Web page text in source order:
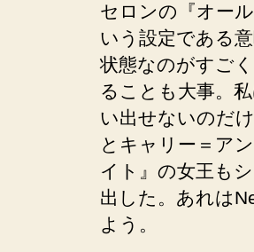
セロンの『オー
いう設定である
状態なのがすご
ることも大事。
い出せないのだ
とキャリー＝ア
イト』の女王も
出した。あれは
よう。